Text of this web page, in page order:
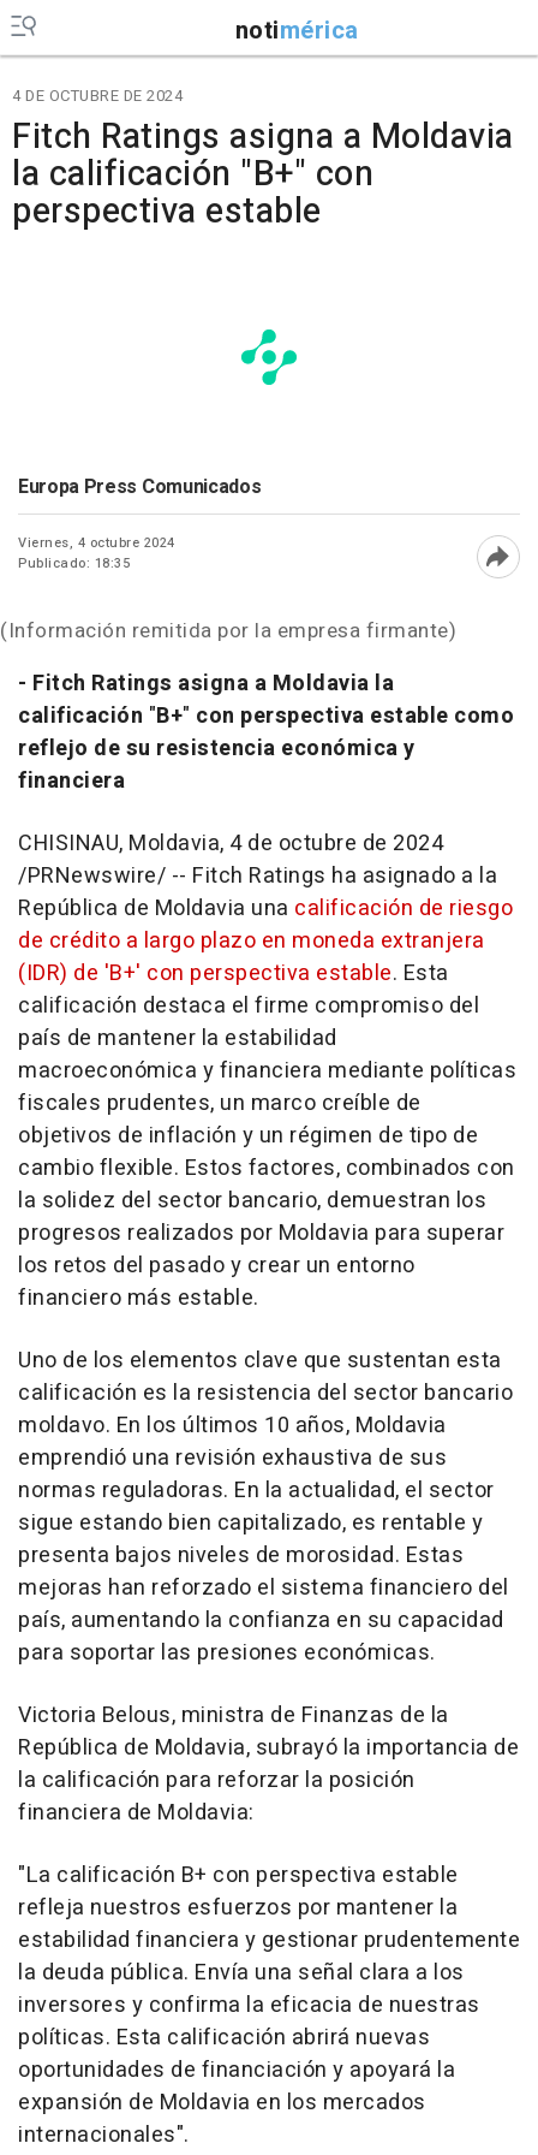
notimérica
4 DE OCTUBRE DE 2024
Fitch Ratings asigna a Moldavia
la calificación "B+" con
perspectiva estable
Europa Press Comunicados
Viernes, 4 octubre 2024
Publicado: 18:35
(Información remitida por la empresa firmante)
- Fitch Ratings asigna a Moldavia la
calificación "B+" con perspectiva estable como
reflejo de su resistencia económica y
financiera
CHISINAU, Moldavia, 4 de octubre de 2024
/PRNewswire/ -- Fitch Ratings ha asignado a la
República de Moldavia una calificación de riesgo
de crédito a largo plazo en moneda extranjera
(IDR) de 'B+' con perspectiva estable. Esta
calificación destaca el firme compromiso del
país de mantener la estabilidad
macroeconómica y financiera mediante políticas
fiscales prudentes, un marco creíble de
objetivos de inflación y un régimen de tipo de
cambio flexible. Estos factores, combinados con
la solidez del sector bancario, demuestran los
progresos realizados por Moldavia para superar
los retos del pasado y crear un entorno
financiero más estable.
Uno de los elementos clave que sustentan esta
calificación es la resistencia del sector bancario
moldavo. En los últimos 10 años, Moldavia
emprendió una revisión exhaustiva de sus
normas reguladoras. En la actualidad, el sector
sigue estando bien capitalizado, es rentable y
presenta bajos niveles de morosidad. Estas
mejoras han reforzado el sistema financiero del
país, aumentando la confianza en su capacidad
para soportar las presiones económicas.
Victoria Belous, ministra de Finanzas de la
República de Moldavia, subrayó la importancia de
la calificación para reforzar la posición
financiera de Moldavia:
"La calificación B+ con perspectiva estable
refleja nuestros esfuerzos por mantener la
estabilidad financiera y gestionar prudentemente
la deuda pública. Envía una señal clara a los
inversores y confirma la eficacia de nuestras
políticas. Esta calificación abrirá nuevas
oportunidades de financiación y apoyará la
expansión de Moldavia en los mercados
internacionales".